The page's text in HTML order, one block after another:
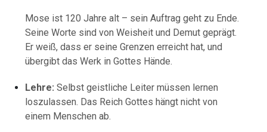
Mose ist 120 Jahre alt – sein Auftrag geht zu Ende.
Seine Worte sind von Weisheit und Demut geprägt.
Er weiß, dass er seine Grenzen erreicht hat, und
übergibt das Werk in Gottes Hände.
Lehre: Selbst geistliche Leiter müssen lernen
loszulassen. Das Reich Gottes hängt nicht von
einem Menschen ab.